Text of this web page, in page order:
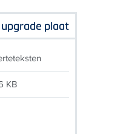
upgrade plaat
KB